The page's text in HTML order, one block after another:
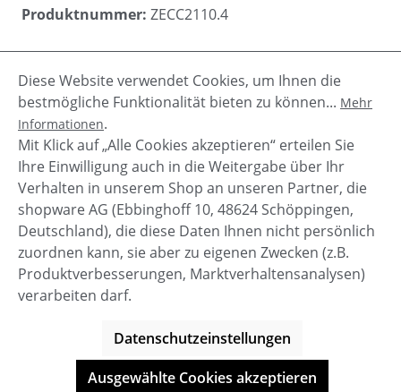
Produktnummer: ZECC2110.4
Beschreibung
Diese Stiefel A06-4665 von Zecchino D´oro sind
einfach zauberhaft. Sie sind aus exclusivem
Kalbsleder mit süßen Herzen und w… Mehr
Service-Hotline
Informationen
Diese Website verwendet Cookies, um Ihnen die
bestmögliche Funktionalität bieten zu können... Mehr
Informationen.
Mit Klick auf „Alle Cookies akzeptieren“ erteilen Sie
Ihre Einwilligung auch in die Weitergabe über Ihr
Verhalten in unserem Shop an unseren Partner, die
shopware AG (Ebbinghoff 10, 48624 Schöppingen,
Deutschland), die diese Daten Ihnen nicht persönlich
zuordnen kann, sie aber zu eigenen Zwecken (z.B.
Produktverbesserungen, Marktverhaltensanalysen)
verarbeiten darf.
Datenschutzeinstellungen
Ausgewählte Cookies akzeptieren